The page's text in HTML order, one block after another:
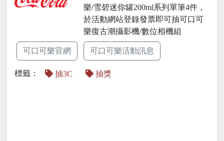
樂/雪碧迷你罐200ml系列單筆4件，
於活動網站登錄發票即可抽可口可
樂復古潮攝影機/數位相機組
可口可樂官網 可口可樂活動訊息
標籤： 抽3C 抽獎